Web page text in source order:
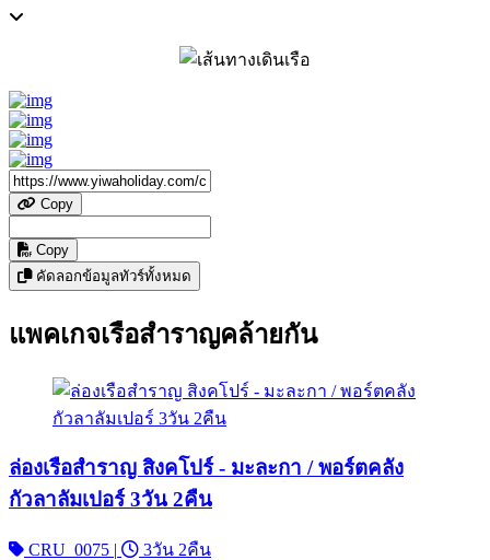
Copy
Copy
คัดลอกข้อมูลทัวร์ทั้งหมด
แพคเกจเรือสำราญคล้ายกัน
ล่องเรือสำราญ สิงคโปร์ - มะละกา / พอร์ตคลัง
กัวลาลัมเปอร์ 3วัน 2คืน
CRU_0075 | 3วัน 2คืน